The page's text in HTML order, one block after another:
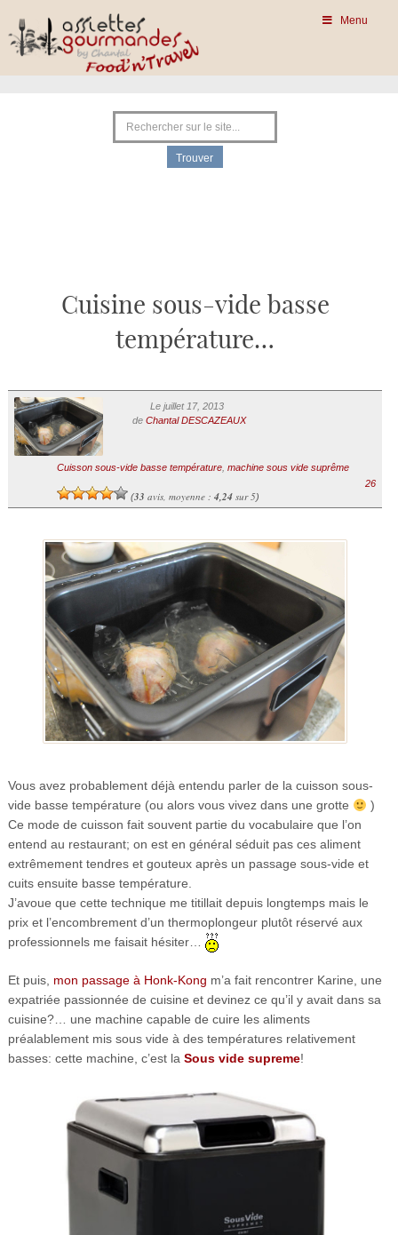
Menu
Cuisine sous-vide basse
température…
Le juillet 17, 2013
de Chantal DESCAZEAUX
Cuisson sous-vide basse température, machine sous vide suprême
(33 avis, moyenne : 4,24sur 5)
26
Vous avez probablement déjà entendu parler de la cuisson sous-
vide basse température (ou alors vous vivez dans une grotte
)
Ce mode de cuisson fait souvent partie du vocabulaire que l’on
entend au restaurant; on est en général séduit pas ces aliment
extrêmement tendres et gouteux après un passage sous-vide et
cuits ensuite basse température.
J’avoue que cette technique me titillait depuis longtemps mais le
prix et l’encombrement d’un thermoplongeur plutôt réservé aux
professionnels me faisait hésiter…
Et puis, mon passage à Honk-Kong m’a fait rencontrer Karine, une
expatriée passionnée de cuisine et devinez ce qu’il y avait dans sa
cuisine?… une machine capable de cuire les aliments
préalablement mis sous vide à des températures relativement
basses: cette machine, c’est la Sous vide supreme!